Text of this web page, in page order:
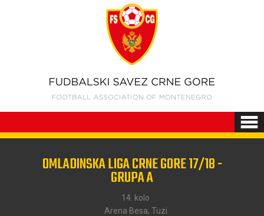
OMLADINSKA LIGA CRNE GORE 17/18 -
GRUPA A
14. kolo
Arena Besa, Tuzi